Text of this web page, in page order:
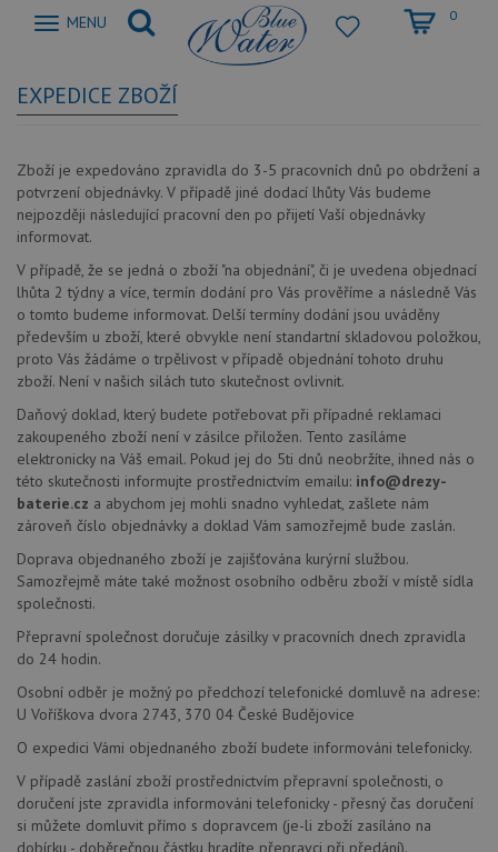
Zobrazit
MENU 0
EXPEDICE ZBOŽÍ
Zboží je expedováno zpravidla do 3-5 pracovních dnů po obdržení a
potvrzení objednávky. V případě jiné dodací lhůty Vás budeme
nejpozději následující pracovní den po přijetí Vaší objednávky
informovat.
V případě, že se jedná o zboží "na objednání", či je uvedena objednací
lhůta 2 týdny a více, termín dodání pro Vás prověříme a následně Vás
o tomto budeme informovat. Delší termíny dodání jsou uváděny
především u zboží, které obvykle není standartní skladovou položkou,
proto Vás žádáme o trpělivost v případě objednání tohoto druhu
zboží. Není v našich silách tuto skutečnost ovlivnit.
Daňový doklad, který budete potřebovat při případné reklamaci
zakoupeného zboží není v zásilce přiložen. Tento zasíláme
elektronicky na Váš email. Pokud jej do 5ti dnů neobržíte, ihned nás o
této skutečnosti informujte prostřednictvím emailu: info@drezy-
baterie.cz a abychom jej mohli snadno vyhledat, zašlete nám
zároveň číslo objednávky a doklad Vám samozřejmě bude zaslán.
Doprava objednaného zboží je zajišťována kurýrní službou.
Samozřejmě máte také možnost osobního odběru zboží v místě sídla
společnosti.
Přepravní společnost doručuje zásilky v pracovních dnech zpravidla
do 24 hodin.
Osobní odběr je možný po předchozí telefonické domluvě na adrese:
U Voříškova dvora 2743, 370 04 České Budějovice
O expedici Vámi objednaného zboží budete informováni telefonicky.
V případě zaslání zboží prostřednictvím přepravní společnosti, o
doručení jste zpravidla informováni telefonicky - přesný čas doručení
si můžete domluvit přímo s dopravcem (je-li zboží zasíláno na
dobírku - doběrečnou částku hradíte přepravci při předání).